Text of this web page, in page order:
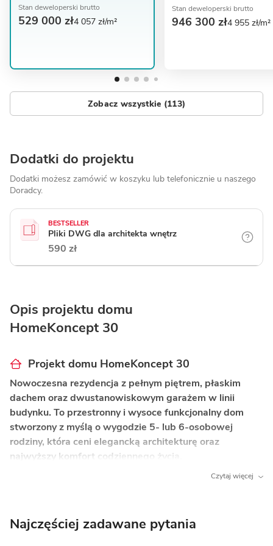
Stan deweloperski brutto
529 000 zł4 057 zł/m²
Stan deweloperski brutto
946 300 zł4 955 zł/m²
Zobacz wszystkie (113)
Dodatki do projektu
Dodatki możesz zamówić w koszyku lub telefonicznie u naszego
Doradcy.
BESTSELLER
Pliki DWG dla architekta wnętrz
590 zł
Opis projektu domu
HomeKoncept 30
Projekt domu HomeKoncept 30
Nowoczesna rezydencja z pełnym piętrem, płaskim
dachem oraz dwustanowiskowym garażem w linii
budynku. To przestronny i wysoce funkcjonalny dom
stworzony z myślą o wygodzie 5- lub 6-osobowej
rodziny, która ceni elegancką architekturę oraz
najwyższy komfort codziennego życia.
i garderobą– wydzielona strefa dla gospodarzy
zapewniająca pełną prywatność i wygodę.
Czytaj więcej
Najczęściej zadawane pytania